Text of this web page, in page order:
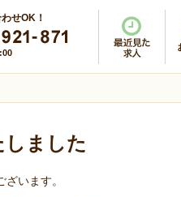
せOK！
ました
います。